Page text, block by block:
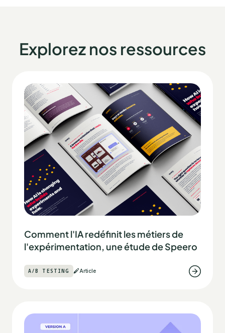
Explorez nos ressources
Comment l'IA redéfinit les métiers de
l'expérimentation, une étude de Speero
A/B TESTING Article